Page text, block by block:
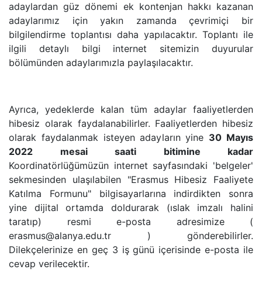
adaylardan güz dönemi ek kontenjan hakkı kazanan
adaylarımız için yakın zamanda çevrimiçi bir
bilgilendirme toplantısı daha yapılacaktır. Toplantı ile
ilgili detaylı bilgi internet sitemizin duyurular
bölümünden adaylarımızla paylaşılacaktır.
Ayrıca, yedeklerde kalan tüm adaylar faaliyetlerden
hibesiz olarak faydalanabilirler. Faaliyetlerden hibesiz
olarak faydalanmak isteyen adayların yine 30 Mayıs
2022 mesai saati bitimine kadar
Koordinatörlüğümüzün internet sayfasındaki 'belgeler'
sekmesinden ulaşılabilen "Erasmus Hibesiz Faaliyete
Katılma Formunu" bilgisayarlarına indirdikten sonra
yine dijital ortamda doldurarak (ıslak imzalı halini
taratıp) resmi e-posta adresimize (
erasmus@alanya.edu.tr ) gönderebilirler.
Dilekçelerinize en geç 3 iş günü içerisinde e-posta ile
cevap verilecektir.